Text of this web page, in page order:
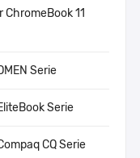
11
Serie
Serie
CQ Serie